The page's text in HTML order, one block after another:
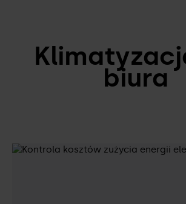
biura